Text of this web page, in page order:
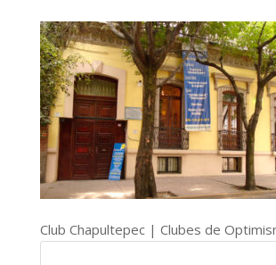
Club Chapultepec | Clubes de